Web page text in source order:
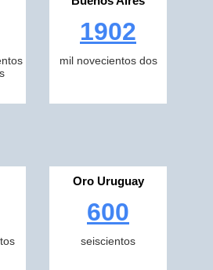
1902
mil novecientos dos
Oro Uruguay
600
seiscientos